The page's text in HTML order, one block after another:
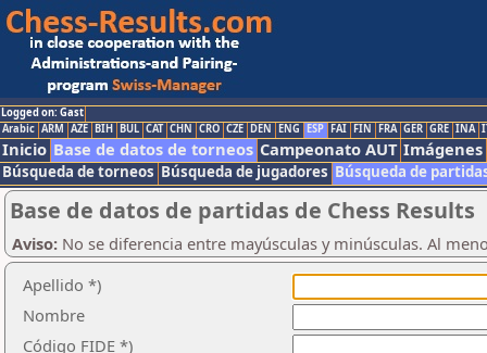
Logged on: Gast
Arabic ARM AZE BIH BUL CAT CHN CRO CZE DEN ENG ESP FAI FIN FRA GER GRE INA
Inicio Base de datos de torneos Campeonato AUT Imágenes
Búsqueda de torneos Búsqueda de jugadores Búsqueda de
Base de datos de partidas de Chess Results
Aviso: No se diferencia entre mayúsculas y minúsculas. Al
Apellido *)
Nombre
Código FIDE *)